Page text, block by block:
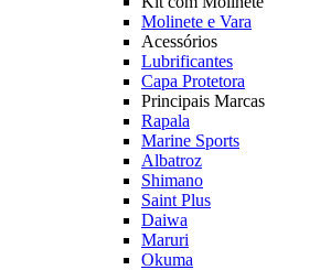
Molinete e Vara
Acessórios
Lubrificantes
Capa Protetora
Principais Marcas
Rapala
Marine Sports
Albatroz
Shimano
Saint Plus
Daiwa
Maruri
Okuma